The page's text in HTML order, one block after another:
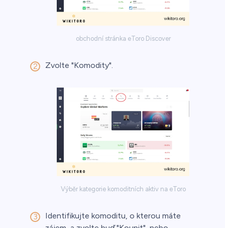
obchodní stránka eToro Discover
Zvolte "Komodity".
Výběr kategorie komoditních aktiv na eToro
Identifikujte komoditu, o kterou máte